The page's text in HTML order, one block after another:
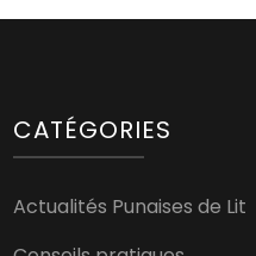
CATÉGORIES
Actualités Punaises de Lit